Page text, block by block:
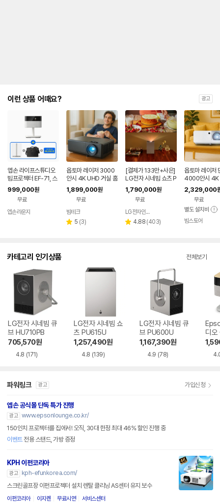
이런 상품 어때요? 광고
엡손 라이프스튜디오
빔프로젝터 EF-71, 스
탠드, 가방, APP 10만
원 쿠폰 증정
999,000원
무료
엡손라운지
옵토마 레이저 3000
안시 4K UHD 거실 홈
시네마 티비 게이밍 가
정용 빔프로젝터
1,899,000원
무료
페이
빔테크
별 5 리
(3)
[결제가 133만+사은]
LG전자 시네빔 쇼츠 P
U615U 초단초점 4K
빔프로젝터
1,790,000원
무료
페이
LG전자인증점 e좋은세상
별 4.88 리
(403)
옵토마 레이저
4000안시 4K
티비 회의용 업
원용 강의용 빔
2,329,000
무료
별도 설치비
빔스토어
카테고리 인기상품 전체보기
LG전자 시네빔 큐
브 HU710PB
705,570원
4.8 (171)
LG전자 시네빔 쇼
츠 PU615U
1,257,490원
4.8 (139)
LG전자 시네빔 큐
브 PU600U
1,167,390원
4.9 (78)
디오
EF-
파워링크 광고 가입신청
엡손 공식몰 단독 특가 진행
광고 www.epsonlounge.co.kr/
150인치 프로젝터를 집에서! 오직, 30대 한정 최대 46% 할인 진행 중
이벤트전용 스탠드, 가방 증정
KPH 이펀코리아
광고
kph-efunkorea.com/
스크린골프장 이펀프로젝터 설치 렌탈 클리닝 AS센터 유지 보수
이펀코리아 이지렌 무료시연 서비스센터